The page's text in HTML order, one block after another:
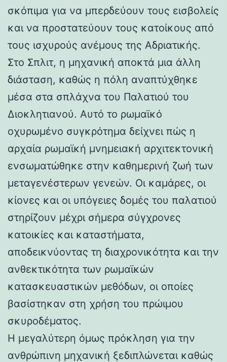
σκόπιμα για να μπερδεύουν τους εισβολείς
και να προστατεύουν τους κατοίκους από
τους ισχυρούς ανέμους της Αδριατικής.
Στο Σπλιτ, η μηχανική αποκτά μια άλλη
διάσταση, καθώς η πόλη αναπτύχθηκε
μέσα στα σπλάχνα του Παλατιού του
Διοκλητιανού. Αυτό το ρωμαϊκό
οχυρωμένο συγκρότημα δείχνει πώς η
αρχαία ρωμαϊκή μνημειακή αρχιτεκτονική
ενσωματώθηκε στην καθημερινή ζωή των
μεταγενέστερων γενεών. Οι καμάρες, οι
κίονες και οι υπόγειες δομές του παλατιού
στηρίζουν μέχρι σήμερα σύγχρονες
κατοικίες και καταστήματα,
αποδεικνύοντας τη διαχρονικότητα και την
ανθεκτικότητα των ρωμαϊκών
κατασκευαστικών μεθόδων, οι οποίες
βασίστηκαν στη χρήση του πρώιμου
σκυροδέματος.
Η μεγαλύτερη όμως πρόκληση για την
ανθρώπινη μηχανική ξεδιπλώνεται καθώς